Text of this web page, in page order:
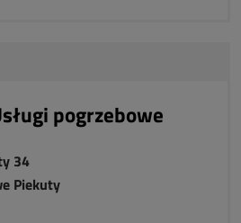
pogrzebowe
34
Piekuty